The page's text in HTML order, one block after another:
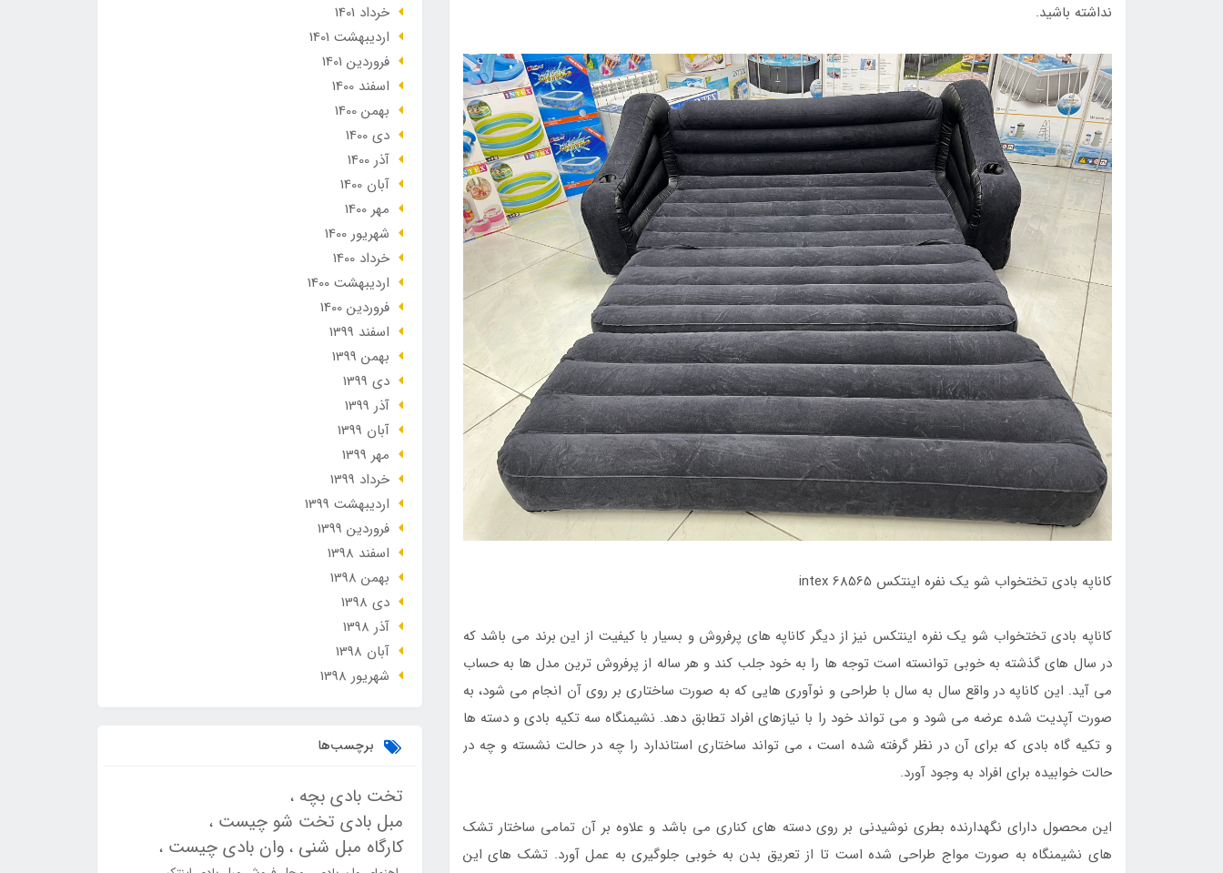
نداشته باشید.
کاناپه بادی تختخواب شو یک نفره اینتکس intex 68565
کاناپه بادی تختخواب شو یک نفره اینتکس نیز از دیگر کاناپه های پرفروش و بسیار با کیفیت از این برند می باشد که
در سال های گذشته به خوبی توانسته است توجه ها را به خود جلب کند و هر ساله از پرفروش ترین مدل ها به حساب
می آید. این کاناپه در واقع سال به سال با طراحی و نوآوری هایی که به صورت ساختاری بر روی آن انجام می شود، به
صورت آپدیت شده عرضه می شود و می تواند خود را با نیازهای افراد تطابق دهد. نشیمنگاه سه تکیه بادی و دسته ها
و تکیه گاه بادی که برای آن در نظر گرفته شده است ، می تواند ساختاری استاندارد را چه در حالت نشسته و چه در
حالت خوابیده برای افراد به وجود آورد.
این محصول دارای نگهدارنده بطری نوشیدنی بر روی دسته های کناری می باشد و علاوه بر آن تمامی ساختار تشک
های نشیمنگاه به صورت مواج طراحی شده است تا از تعریق بدن به خوبی جلوگیری به عمل آورد. تشک های این
خرداد 1401
ارديبهشت 1401
فروردین 1401
اسفند 1400
بهمن 1400
دی 1400
آذر 1400
آبان 1400
مهر 1400
شهریور 1400
خرداد 1400
ارديبهشت 1400
فروردین 1400
اسفند 1399
بهمن 1399
دی 1399
آذر 1399
آبان 1399
مهر 1399
خرداد 1399
ارديبهشت 1399
فروردین 1399
اسفند 1398
بهمن 1398
دی 1398
آذر 1398
آبان 1398
شهریور 1398
برچسب‌ها
تخت بادی بچه
مبل بادی تخت شو چیست
کارگاه مبل شنی وان بادی چیست